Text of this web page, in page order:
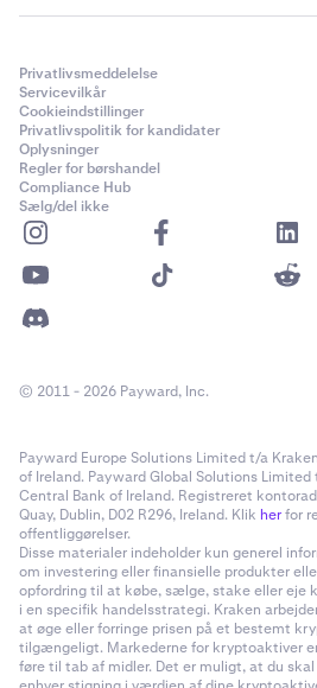
Privatlivsmeddelelse
Servicevilkår
Cookieindstillinger
Privatlivspolitik for kandidater
Oplysninger
Regler for børshandel
Compliance Hub
Sælg/del ikke
© 2011 - 2026 Payward, Inc.
Payward Europe Solutions Limited t/a
of Ireland. Payward Global Solutions
Central Bank of Ireland. Registreret
Quay, Dublin, D02 R296, Ireland. Klik herfor
offentliggørelser.
Disse materialer indeholder kun generel
om investering eller finansielle produkter
opfordring til at købe, sælge, stake eller eje
i en specifik handelsstrategi. Kraken
at øge eller forringe prisen på et bestemt
tilgængeligt. Markederne for kryptoaktiver
føre til tab af midler. Det er muligt, at du